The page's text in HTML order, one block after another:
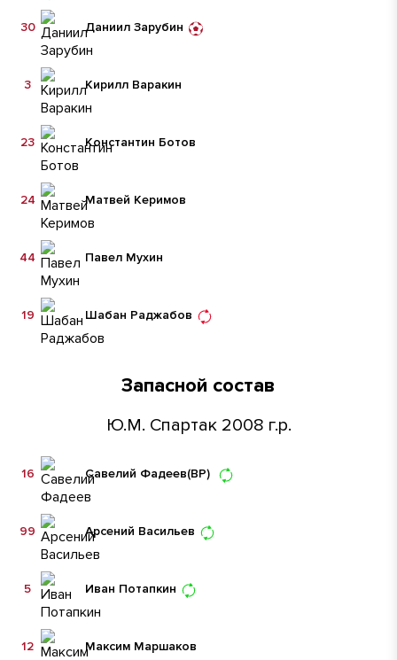
Даниил Зарубин
30
Кирилл Варакин
3
Константин Ботов
23
Матвей Керимов
24
Павел Мухин
44
Шабан Раджабов
19
Запасной состав
Ю.М. Спартак 2008 г.р.
Савелий Фадеев(ВР)
16
Арсений Васильев
99
Иван Потапкин
5
Максим Маршаков
12